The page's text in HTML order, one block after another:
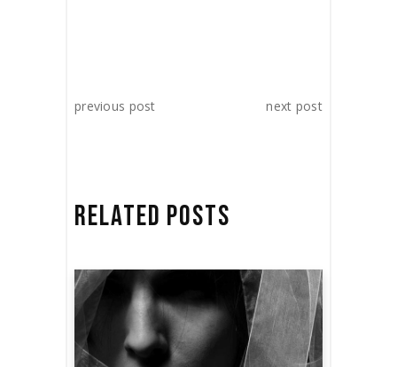
previous post next post
RELATED POSTS